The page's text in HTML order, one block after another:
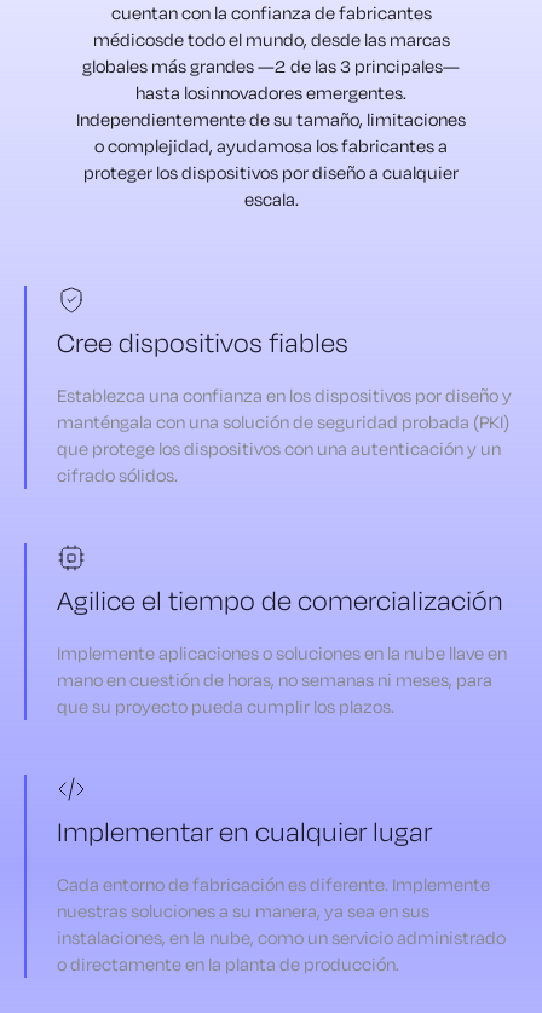
cuentan con la confianza de fabricantes
médicosde todo el mundo, desde las marcas
globales más grandes —2 de las 3 principales—
hasta losinnovadores emergentes.
Independientemente de su tamaño, limitaciones
o complejidad, ayudamosa los fabricantes a
proteger los dispositivos por diseño a cualquier
escala.
Cree dispositivos fiables
Establezca una confianza en los dispositivos por diseño y
manténgala con una solución de seguridad probada (PKI)
que protege los dispositivos con una autenticación y un
cifrado sólidos.
Agilice el tiempo de comercialización
Implemente aplicaciones o soluciones en la nube llave en
mano en cuestión de horas, no semanas ni meses, para
que su proyecto pueda cumplir los plazos.
Implementar en cualquier lugar
Cada entorno de fabricación es diferente. Implemente
nuestras soluciones a su manera, ya sea en sus
instalaciones, en la nube, como un servicio administrado
o directamente en la planta de producción.